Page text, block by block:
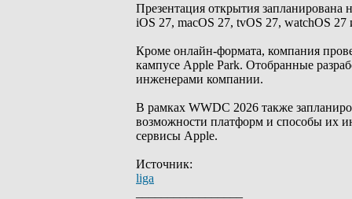
Презентация открытия
iOS 27, macOS 27, tvOS 27, watchOS 27
Кроме онлайн-формата, компания
кампусе Apple Park. Отобранные
инженерами компании.
В рамках WWDC 2026 также
возможности платформ и способы их
сервисы Apple.
Источник:
liga